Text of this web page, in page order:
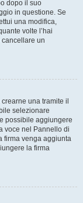
dopo il suo
in questione. Se
una modifica,
volte l’hai
un
una tramite il
selezionare
possibile aggiungere
voce nel Pannello di
firma venga aggiunta
la firma